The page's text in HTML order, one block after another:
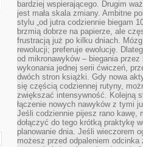
bardziej wspierającego. Drugim
jest mała skala zmiany. Ambitne
stylu „od jutra codziennie biegam
brzmią dobrze na papierze, ale
frustracją już po kilku dniach.
rewolucji; preferuje ewolucję.
od mikronawyków – biegania przez
wykonania jednej serii ćwiczeń,
dwóch stron książki. Gdy nowa
się częścią codziennej rutyny,
zwiększać intensywność. Kolejną
łączenie nowych nawyków z tymi
Jeśli codziennie pijesz rano kawę,
dołączyć do tego krótką praktykę
planowanie dnia. Jeśli wieczorem
możesz przed odpaleniem odcinka